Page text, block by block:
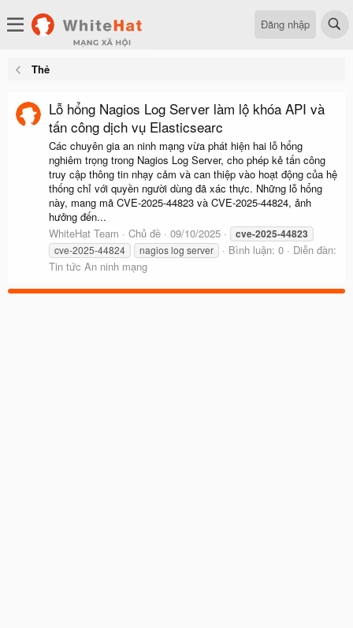
Đăng nhập
Thẻ
Lỗ hổng Nagios Log Server làm lộ khóa API và
tấn công dịch vụ Elasticsearc
Các chuyên gia an ninh mạng vừa phát hiện hai lỗ hổng
nghiêm trọng trong Nagios Log Server, cho phép kẻ tấn công
truy cập thông tin nhạy cảm và can thiệp vào hoạt động của hệ
thống chỉ với quyền người dùng đã xác thực. Những lỗ hổng
này, mang mã CVE-2025-44823 và CVE-2025-44824, ảnh
hưởng đến...
WhiteHat Team
Chủ đề 09/10/2025 cve-2025-44823
cve-2025-44824 nagios log server Bình luận: 0
Diễn đàn:
Tin tức An ninh mạng